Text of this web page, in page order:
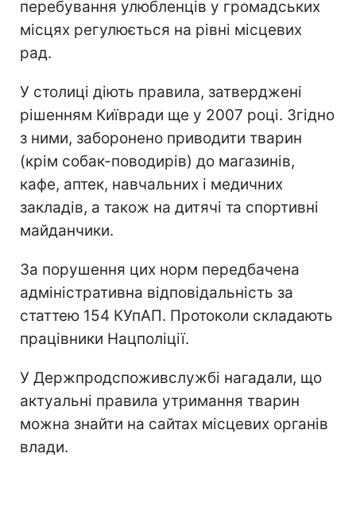
перебування улюбленців у громадських
місцях регулюється на рівні місцевих
рад.
У столиці діють правила, затверджені
рішенням Київради ще у 2007 році. Згідно
з ними, заборонено приводити тварин
(крім собак-поводирів) до магазинів,
кафе, аптек, навчальних і медичних
закладів, а також на дитячі та спортивні
майданчики.
За порушення цих норм передбачена
адміністративна відповідальність за
статтею 154 КУпАП. Протоколи складають
працівники Нацполіції.
У Держпродспоживслужбі нагадали, що
актуальні правила утримання тварин
можна знайти на сайтах місцевих органів
влади.